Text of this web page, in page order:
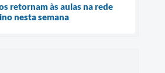
retornam às aulas na rede
nesta semana